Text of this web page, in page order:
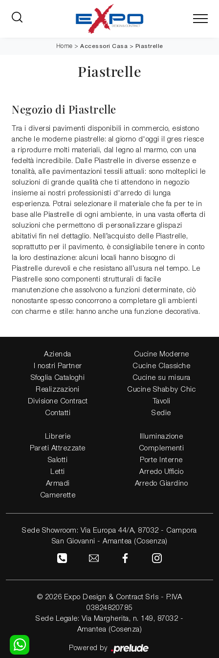
Home > Accessori Casa > Piastrelle
Piastrelle
Negozio di Piastrelle
Tra i diversi pavimenti disponibili in commercio, esistono
anche le moderne piastrelle: al giorno d'oggi il gres riesce
a riprodurre molti materiali, dal legno al marmo, con una
fedeltà incredibile. Dalle Piastrelle in diverse essenze e
tonalità, alle pavimentazioni tessili attuali: sono molteplici le
soluzioni di grande qualità che ti attendono in negozio
insieme ai nostri professionisti d'arredo di lunga
esperienza. Potrai selezionare il materiale che fa per te in
base alle Piastrelle di ogni ambiente, in una vasta offerta di
soluzioni che permettono di personalizzare glispazi
abitativi fin nel dettaglio. Nell’acquisto delle Piastrelle,
soprattutto per il pavimento, è consigliabile tenere in conto
la loro destinazione: alcuni locali hanno bisogno di
Piastrelle durevoli e che resistano all’usura nel tempo. Le
Piastrelle sono componenti strutturali di facile
manutenzione che assolvono a funzioni determinate, ciò
nonostante spesso concorrono a completare gli ambienti
con charme e stile: hanno anche una funzione decorativa.
Azienda
I nostri Partner
Sfoglia Cataloghi
Realizzazioni
Divisione Contract
Contatti
Cucine Moderne
Cucine Classiche
Cucine su misura
Cucine Shabby Chic
Tavoli
Sedie
Librerie
Pareti Attrezzate
Salotti
Letti
Armadi
Camerette
Illuminazione
Complementi
Porte Interne
Arredo Ufficio
Arredo Giardino
Sede Showroom: Via Europa 44/A, 87032 - Campora
San Giovanni - Amantea (Cosenza)
© 2026 Expo Design & Contract Srls - P.IVA
03824820785
Sede Legale: Via Margherita, n. 149, 87032 -
Amantea (Cosenza)
Powered by